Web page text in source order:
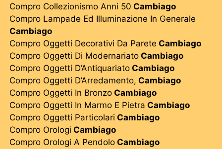
Compro Collezionismo Anni 50 Cambiago
Compro Lampade Ed Illuminazione In Generale
Cambiago
Compro Oggetti Decorativi Da Parete Cambiago
Compro Oggetti Di Modernariato Cambiago
Compro Oggetti D’Antiquariato Cambiago
Compro Oggetti D’Arredamento, Cambiago
Compro Oggetti In Bronzo Cambiago
Compro Oggetti In Marmo E Pietra Cambiago
Compro Oggetti Particolari Cambiago
Compro Orologi Cambiago
Compro Orologi A Pendolo Cambiago